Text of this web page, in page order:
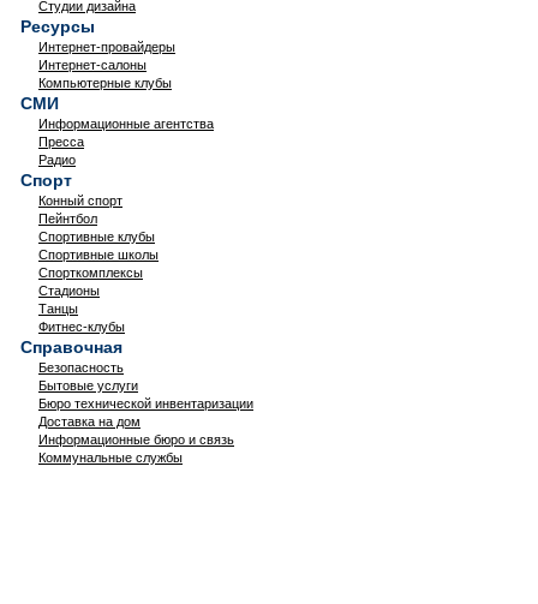
Студии дизайна
Ресурсы
Интернет-провайдеры
Интернет-салоны
Компьютерные клубы
СМИ
Информационные агентства
Пресса
Радио
Спорт
Конный спорт
Пейнтбол
Спортивные клубы
Спортивные школы
Спорткомплексы
Стадионы
Танцы
Фитнес-клубы
Справочная
Безопасность
Бытовые услуги
Бюро технической инвентаризации
Доставка на дом
Информационные бюро и связь
Коммунальные службы